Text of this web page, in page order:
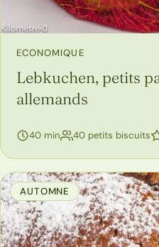
ECONOMIQUE
Lebkuchen, petits
allemands
40 min 40 petits biscuits
AUTOMNE